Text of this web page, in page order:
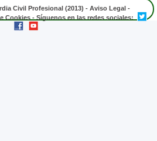
Civil Profesional (2013) - Aviso Legal -
Cookies - Síguenos en las redes sociales: